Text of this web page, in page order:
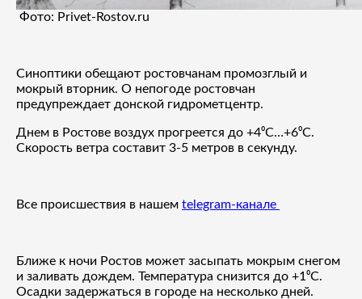
Фото: Privet-Rostov.ru
Синоптики обещают ростовчанам промозглый и
мокрый вторник. О непогоде ростовчан
предупреждает донской гидрометцентр.
Днем в Ростове воздух прогреется до +4⁰С…+6⁰С.
Скорость ветра составит 3-5 метров в секунду.
Все происшествия в нашем telegram-канале
Ближе к ночи Ростов может засыпать мокрым снегом
и заливать дождем. Температура снизится до +1⁰С.
Осадки задержаться в городе на несколько дней.